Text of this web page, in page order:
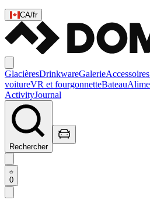
CA/fr
GlacièresDrinkwareGalerie
voitureVR et fourgonnetteBateau
ActivityJournal
Rechercher
0